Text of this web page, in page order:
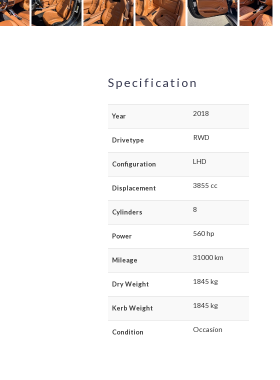
Specification
Year 2018
Drivetype RWD
Configuration LHD
Displacement 3855 cc
Cylinders 8
Power 560 hp
Mileage 31000 km
Dry Weight 1845 kg
Kerb Weight 1845 kg
Condition Occasion